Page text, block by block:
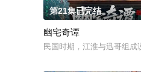
第21集已完结
幽宅奇谭
民国时期，江淮与迅哥组成